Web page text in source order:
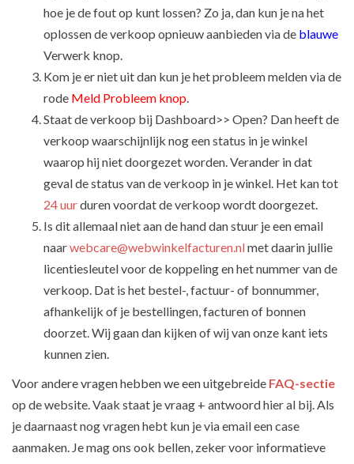
hoe je de fout op kunt lossen? Zo ja, dan kun je na het
oplossen de verkoop opnieuw aanbieden via de blauwe
Verwerk knop.
Kom je er niet uit dan kun je het probleem melden via de
rode Meld Probleem knop.
Staat de verkoop bij Dashboard>> Open? Dan heeft de
verkoop waarschijnlijk nog een status in je winkel
waarop hij niet doorgezet worden. Verander in dat
geval de status van de verkoop in je winkel. Het kan tot
24 uurduren voordat de verkoop wordt doorgezet.
Is dit allemaal niet aan de hand dan stuur je een email
naarwebcare@webwinkelfacturen.nlmet daarin jullie
licentiesleutel voor de koppeling en het nummer van de
verkoop. Dat is het bestel-, factuur- of bonnummer,
afhankelijk of je bestellingen, facturen of bonnen
doorzet. Wij gaan dan kijken of wij van onze kant iets
kunnen zien.
Voor andere vragen hebben we een uitgebreide FAQ-sectie
op de website. Vaak staat je vraag + antwoord hier al bij. Als
je daarnaast nog vragen hebt kun je via email een case
aanmaken. Je mag ons ook bellen, zeker voor informatieve